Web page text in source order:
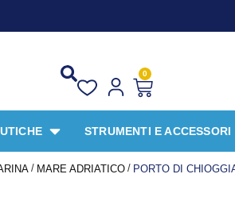
0
STRUMENTI E ACCESSORI
/ MARE ADRIATICO / PORTO DI